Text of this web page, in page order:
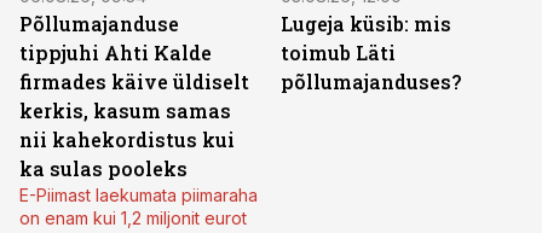
Põllumajanduse
tippjuhi Ahti Kalde
firmades käive üldiselt
kerkis, kasum samas
nii kahekordistus kui
ka sulas pooleks
E-Piimast laekumata piimaraha
on enam kui 1,2 miljonit eurot
Lugeja küsib: mis
toimub Läti
põllumajanduses?